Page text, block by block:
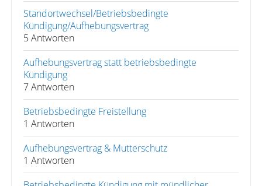
Standortwechsel/Betriebsbedingte
Kündigung/Aufhebungsvertrag
5 Antworten
Aufhebungsvertrag statt betriebsbedingte
Kündigung
7 Antworten
Betriebsbedingte Freistellung
1 Antworten
Aufhebungsvertrag & Mutterschutz
1 Antworten